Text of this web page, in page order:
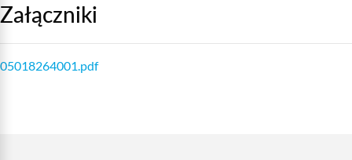
Załączniki
05018264001.pdf